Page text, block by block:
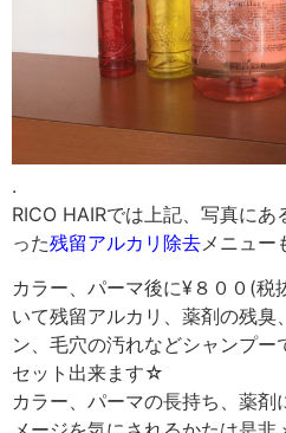
.
RICO HAIRでは上記、写真に
った残留アルカリ除去メニュー
カラー、パーマ後に¥８００(税
いて残留アルカリ、薬剤の残臭
ン、毛穴の汚れなどシャンプー
セット出来ます☆
カラー、パーマの長持ち、薬